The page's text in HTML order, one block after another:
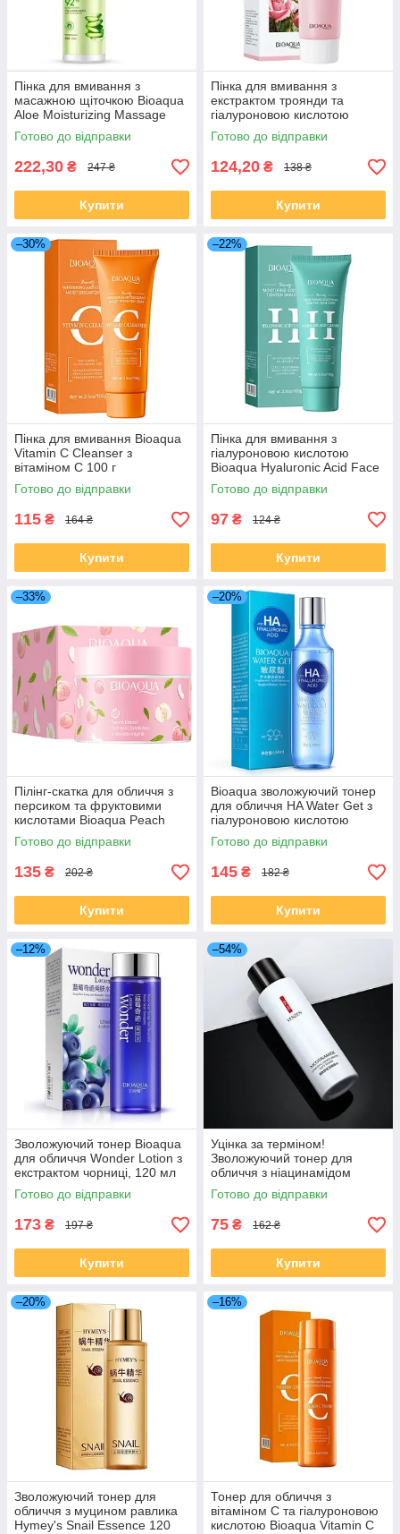
Пінка для вмивання з
масажною щіточкою Bioaqua
Aloe Moisturizing Massage
Cleanser, 120мл
Готово до відправки
222,30 ₴ 247 ₴
Купити
Пінка для вмивання з
екстрактом троянди та
гіалуроновою кислотою
Bioaqua Rose Hyaluronic Acid
Cleanser 100 г
Готово до відправки
124,20 ₴ 138 ₴
Купити
–30%
Пінка для вмивання Bioaqua
Vitamin C Cleanser з
вітаміном С 100 г
Готово до відправки
115 ₴ 164 ₴
Купити
–22%
Пінка для вмивання з
гіалуроновою кислотою
Bioaqua Hyaluronic Acid Face
Cleanser, 100 г
Готово до відправки
97 ₴ 124 ₴
Купити
–33%
Пілінг-скатка для обличчя з
персиком та фруктовими
кислотами Bioaqua Peach
Fruit Acid Exfoliating, 140 г
Готово до відправки
135 ₴ 202 ₴
Купити
–20%
Bioaqua зволожуючий тонер
для обличчя HA Water Get з
гіалуроновою кислотою
Hyaluronic Acid Toner, 150 мл
Готово до відправки
145 ₴ 182 ₴
Купити
–12%
Зволожуючий тонер Bioaqua
для обличчя Wonder Lotion з
екстрактом чорниці, 120 мл
Готово до відправки
173 ₴ 197 ₴
Купити
–54%
Уцінка за терміном!
Зволожуючий тонер для
обличчя з ніацинамідом
VENZEN Nicotinamide
Hydrating Moisturizing Soft
Готово до відправки
75 ₴ 162 ₴
Купити
–20%
Зволожуючий тонер для
обличчя з муцином равлика
Hymey's Snail Essence 120
–16%
Тонер для обличчя з
вітаміном С та гіалуроновою
кислотою Bioaqua Vitamin C